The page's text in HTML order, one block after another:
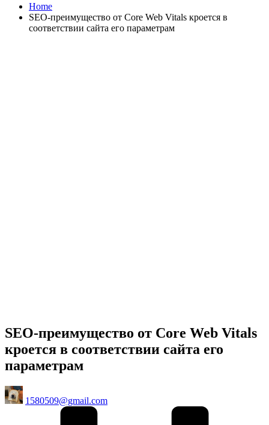
Home
SEO-преимущество от Core Web Vitals кроется в
соответствии сайта его параметрам
SEO-преимущество от Core Web Vitals
кроется в соответствии сайта его
параметрам
Posted
by
1580509@gmail.com